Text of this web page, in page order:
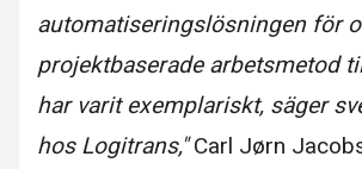
automatiseringslösningen för
projektbaserade arbetsmetod
har varit exemplariskt, säger
hos Logitrans,"Carl Jørn